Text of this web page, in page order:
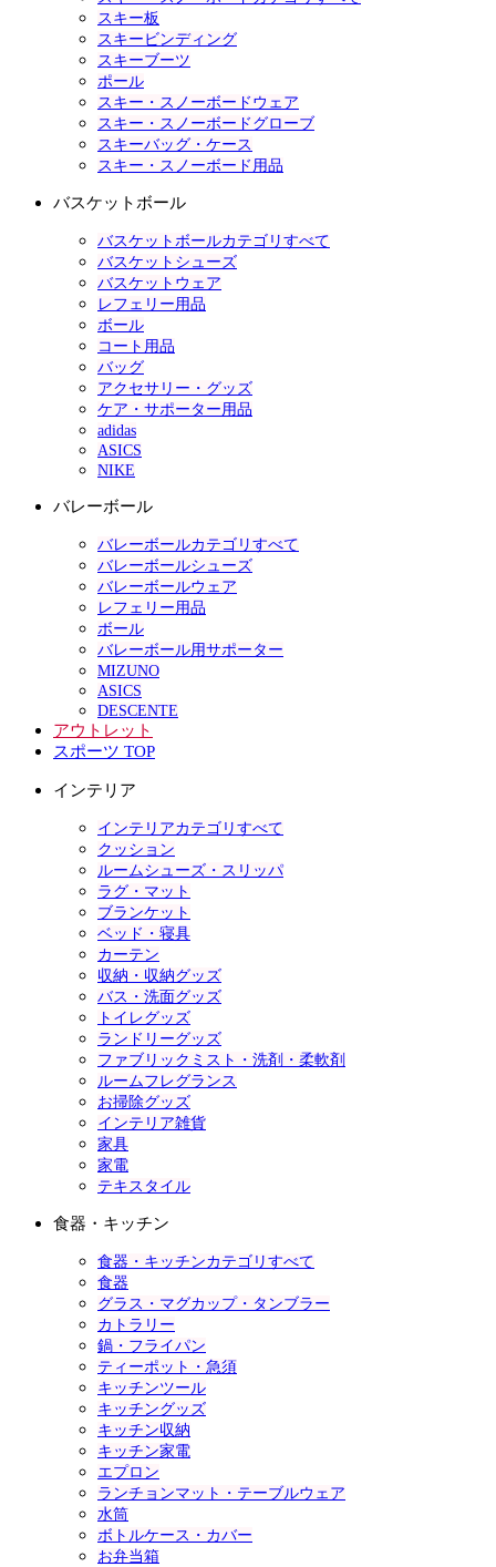
スキー板
スキービンディング
スキーブーツ
ポール
スキー・スノーボードウェア
スキー・スノーボードグローブ
スキーバッグ・ケース
スキー・スノーボード用品
バスケットボール
バスケットボールカテゴリすべて
バスケットシューズ
バスケットウェア
レフェリー用品
ボール
コート用品
バッグ
アクセサリー・グッズ
ケア・サポーター用品
adidas
ASICS
NIKE
バレーボール
バレーボールカテゴリすべて
バレーボールシューズ
バレーボールウェア
レフェリー用品
ボール
バレーボール用サポーター
MIZUNO
ASICS
DESCENTE
アウトレット
スポーツ TOP
インテリア
インテリアカテゴリすべて
クッション
ルームシューズ・スリッパ
ラグ・マット
ブランケット
ベッド・寝具
カーテン
収納・収納グッズ
バス・洗面グッズ
トイレグッズ
ランドリーグッズ
ファブリックミスト・洗剤・柔軟剤
ルームフレグランス
お掃除グッズ
インテリア雑貨
家具
家電
テキスタイル
食器・キッチン
食器・キッチンカテゴリすべて
食器
グラス・マグカップ・タンブラー
カトラリー
鍋・フライパン
ティーポット・急須
キッチンツール
キッチングッズ
キッチン収納
キッチン家電
エプロン
ランチョンマット・テーブルウェア
水筒
ボトルケース・カバー
お弁当箱